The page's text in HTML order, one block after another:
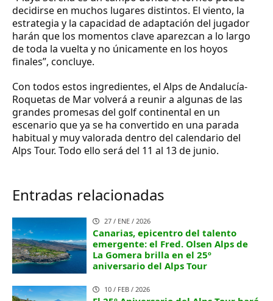
decidirse en muchos lugares distintos. El viento, la
estrategia y la capacidad de adaptación del jugador
harán que los momentos clave aparezcan a lo largo
de toda la vuelta y no únicamente en los hoyos
finales”, concluye.
Con todos estos ingredientes, el Alps de Andalucía-
Roquetas de Mar volverá a reunir a algunas de las
grandes promesas del golf continental en un
escenario que ya se ha convertido en una parada
habitual y muy valorada dentro del calendario del
Alps Tour. Todo ello será del 11 al 13 de junio.
Entradas relacionadas
27 / ENE / 2026
Canarias, epicentro del talento
emergente: el Fred. Olsen Alps de
La Gomera brilla en el 25º
aniversario del Alps Tour
10 / FEB / 2026